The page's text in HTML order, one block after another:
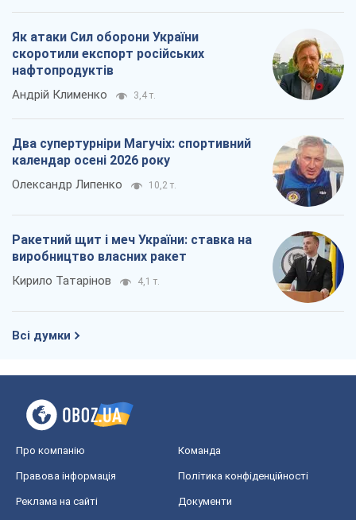
Як атаки Сил оборони України
скоротили експорт російських
нафтопродуктів
Андрій Клименко 3,4 т.
Два супертурніри Магучіх: спортивний
календар осені 2026 року
Олександр Липенко 10,2 т.
Ракетний щит і меч України: ставка на
виробництво власних ракет
Кирило Татарінов 4,1 т.
Всі думки
Про компанію Команда
Правова інформація Політика конфіденційності
Реклама на сайті Документи